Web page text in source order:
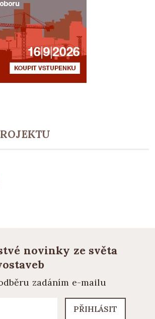
novinky ze světa
zadáním e-mailu
PŘIHLÁSIT